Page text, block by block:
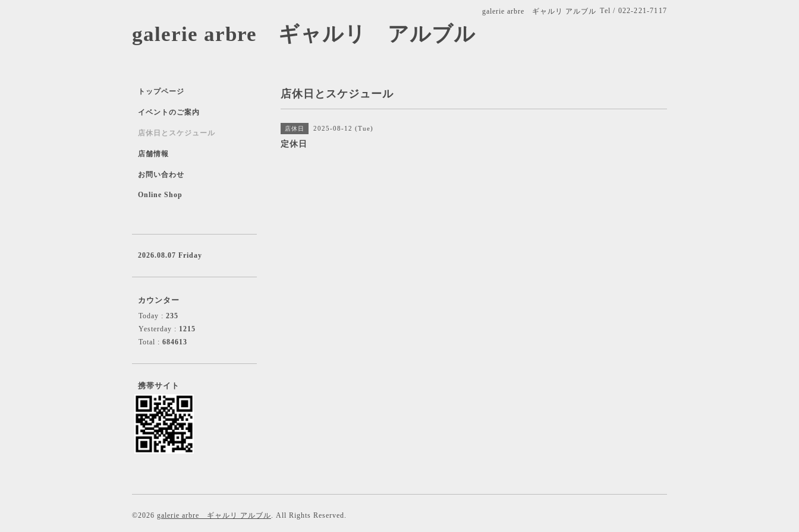
galerie arbre ギャルリ アルブル Tel / 022-221-7117
galerie arbre ギャルリ アルブル
店休日とスケジュール
店休日 2025-08-12 (Tue)
定休日
トップページ
イベントのご案内
店休日とスケジュール
店舗情報
お問い合わせ
Online Shop
2026.08.07 Friday
カウンター
Today : 235
Yesterday : 1215
Total : 684613
携帯サイト
©2026 galerie arbre ギャルリ アルブル. All Rights Reserved.